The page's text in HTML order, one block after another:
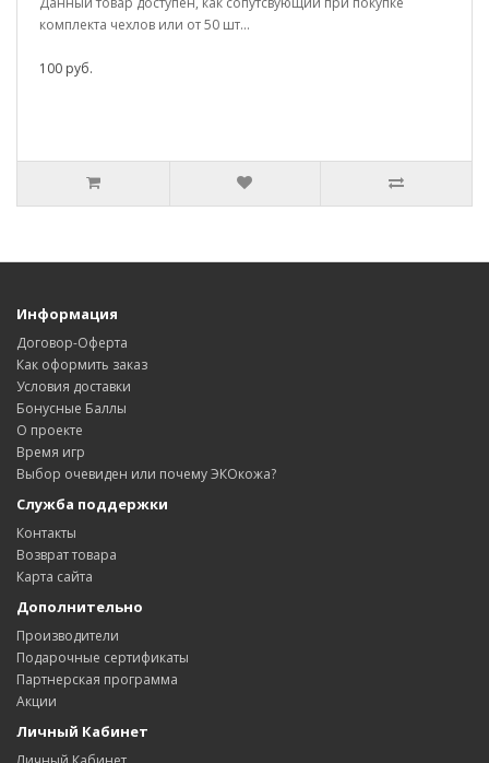
комплекта чехлов или от 50 шт...
100 руб.
Информация
Договор-Оферта
Как оформить заказ
Условия доставки
Бонусные Баллы
О проекте
Время игр
Выбор очевиден или почему ЭКОкожа?
Служба поддержки
Контакты
Возврат товара
Карта сайта
Дополнительно
Производители
Подарочные сертификаты
Партнерская программа
Акции
Личный Кабинет